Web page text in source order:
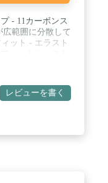
- 11カーボンス
範囲に分散して
ット - エラスト
機能的なデザイ
減を実現するた
ャリーバッグ付
開かないキャリ
レビューを書く